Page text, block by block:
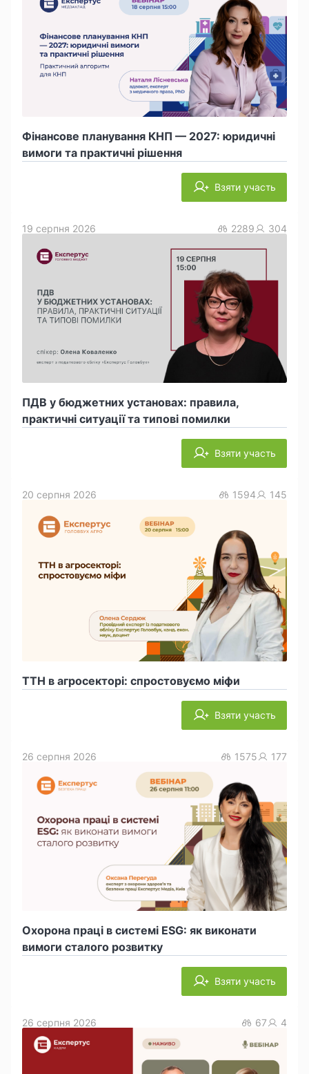
Фінансове планування КНП — 2027: юридичні
вимоги та практичні рішення
Взяти участь
ПДВ у бюджетних установах: правила,
практичні ситуації та типові помилки
19 серпня 2026 2289 304
Взяти участь
ТТН в агросекторі: спростовуємо міфи
20 серпня 2026 1594 145
Взяти участь
Охорона праці в системі ESG: як виконати
вимоги сталого розвитку
26 серпня 2026 1575 177
Взяти участь
26 серпня 2026 67 4